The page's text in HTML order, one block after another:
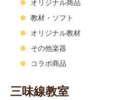
オリジナル商品
教材・ソフト
オリジナル教材
その他楽器
コラボ商品
三味線教室